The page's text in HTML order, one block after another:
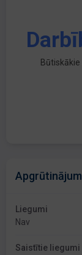
Liegumi
Nav
Saistītie liegumi